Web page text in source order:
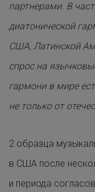
партнерами. В
диатонической
США, Латинской
спрос на
гармони в мире
не только от
2 образца
в США после
и периода